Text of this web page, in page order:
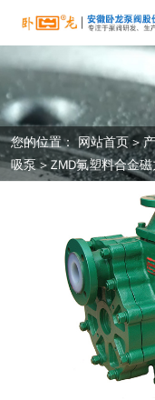
您的位置： 网站首页>
吸泵>ZMD氟塑料合金